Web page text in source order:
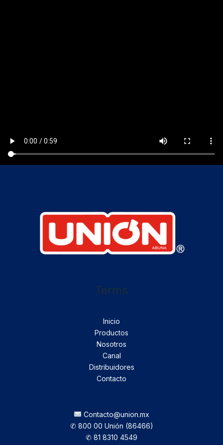
Terms
Inicio
Productos
Nosotros
Canal
Distribuidores
Contacto
Contacto@union.mx
✆ 800 00 Unión (86466)
✆ 81 8310 4549